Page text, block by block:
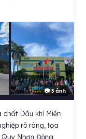
📷 3 ảnh
chất Dầu khí Miền
rõ ràng, tọa
Nhơn Đông.